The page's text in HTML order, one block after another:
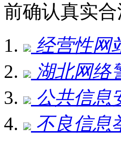
前确认真实
经营性网
湖北网络
公共信息
不良信息